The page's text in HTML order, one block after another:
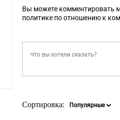
Вы можете комментировать
политике по отношению к
Сортировка: